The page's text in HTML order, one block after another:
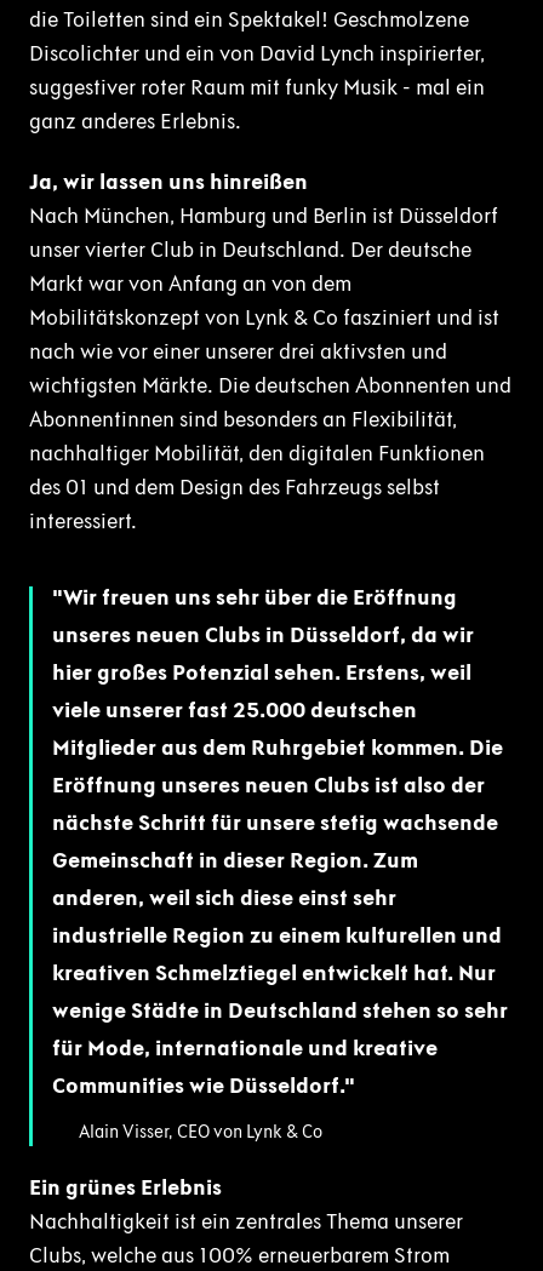
die Toiletten sind ein Spektakel! Geschmolzene
Discolichter und ein von David Lynch inspirierter,
suggestiver roter Raum mit funky Musik - mal ein
ganz anderes Erlebnis.
Ja, wir lassen uns hinreißen
Nach München, Hamburg und Berlin ist Düsseldorf
unser vierter Club in Deutschland. Der deutsche
Markt war von Anfang an von dem
Mobilitätskonzept von Lynk & Co fasziniert und ist
nach wie vor einer unserer drei aktivsten und
wichtigsten Märkte. Die deutschen Abonnenten und
Abonnentinnen sind besonders an Flexibilität,
nachhaltiger Mobilität, den digitalen Funktionen
des 01 und dem Design des Fahrzeugs selbst
interessiert.
Wir freuen uns sehr über die Eröffnung
unseres neuen Clubs in Düsseldorf, da wir
hier großes Potenzial sehen. Erstens, weil
viele unserer fast 25.000 deutschen
Mitglieder aus dem Ruhrgebiet kommen. Die
Eröffnung unseres neuen Clubs ist also der
nächste Schritt für unsere stetig wachsende
Gemeinschaft in dieser Region. Zum
anderen, weil sich diese einst sehr
industrielle Region zu einem kulturellen und
kreativen Schmelztiegel entwickelt hat. Nur
wenige Städte in Deutschland stehen so sehr
für Mode, internationale und kreative
Communities wie Düsseldorf.
Alain Visser, CEO von Lynk & Co
Ein grünes Erlebnis
Nachhaltigkeit ist ein zentrales Thema unserer
Clubs, welche aus 100% erneuerbarem Strom